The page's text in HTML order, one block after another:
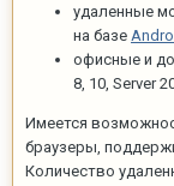
удаленные
на базе
офисные и
8, 10, Server
Имеется
браузеры,
Количество